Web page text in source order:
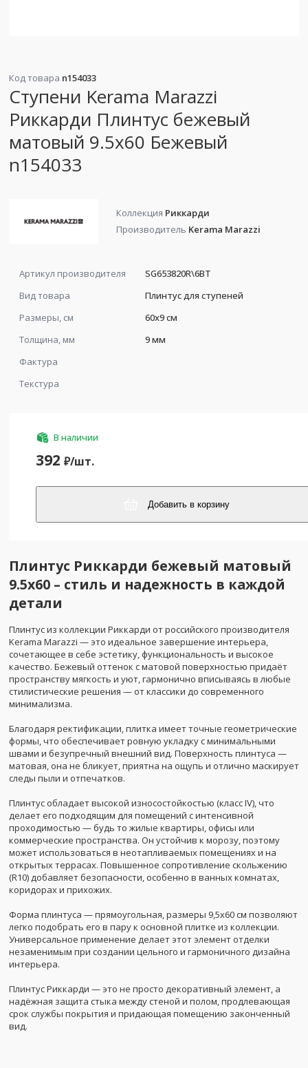
Код товара n154033
Ступени Kerama Marazzi
Риккарди Плинтус бежевый
матовый 9.5x60 Бежевый
n154033
Коллекция Риккарди
Производитель Kerama Marazzi
Артикул производителя
SG653820R\6BT
Вид товара
Плинтус для ступеней
Размеры, см
60x9 см
Толщина, мм
9 мм
Фактура
Текстура
В наличии
392 ₽/шт.
Добавить в корзину
Плинтус Риккарди бежевый матовый
9.5x60 – стиль и надежность в каждой
детали
Плинтус из коллекции Риккарди от российского производителя
Kerama Marazzi — это идеальное завершение интерьера,
сочетающее в себе эстетику, функциональность и высокое
качество. Бежевый оттенок с матовой поверхностью придаёт
пространству мягкость и уют, гармонично вписываясь в любые
стилистические решения — от классики до современного
минимализма.
Благодаря ректификации, плитка имеет точные геометрические
формы, что обеспечивает ровную укладку с минимальными
швами и безупречный внешний вид. Поверхность плинтуса —
матовая, она не бликует, приятна на ощупь и отлично маскирует
следы пыли и отпечатков.
Плинтус обладает высокой износостойкостью (класс IV), что
делает его подходящим для помещений с интенсивной
проходимостью — будь то жилые квартиры, офисы или
коммерческие пространства. Он устойчив к морозу, поэтому
может использоваться в неотапливаемых помещениях и на
открытых террасах. Повышенное сопротивление скольжению
(R10) добавляет безопасности, особенно в ванных комнатах,
коридорах и прихожих.
Форма плинтуса — прямоугольная, размеры 9,5x60 см позволяют
легко подобрать его в пару к основной плитке из коллекции.
Универсальное применение делает этот элемент отделки
незаменимым при создании цельного и гармоничного дизайна
интерьера.
Плинтус Риккарди — это не просто декоративный элемент, а
надёжная защита стыка между стеной и полом, продлевающая
срок службы покрытия и придающая помещению законченный
вид.